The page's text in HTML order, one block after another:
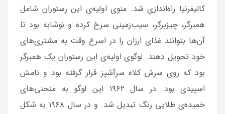
کالیفرنیا راه‌اندازی شد. منوی اولیه‌ی این رستوران شامل
همبرگر، چیزبرگر، سیب‌زمینی سرخ کرده و نوشابه بود تا
آن‌ها بتوانند غذای ارزان را در اسرع وقت به مشتری‌های
خود تحویل دهند. لوگوی اولیه‌ی این رستوران یک همبرگر
بود که روی سرش کلاه سرآشپز قرار گرفته بود و نامش
اسپیدی بود. در سال ۱۹۶۲ این لوگو به منحنی‌های
خمیده‌ی طلایی رنگ تبدیل شد. و در سال ۱۹۶۸ به شکل